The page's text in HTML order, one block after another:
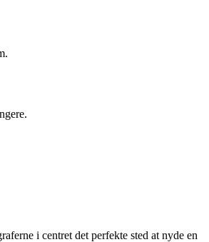
i centret det perfekte sted at nyde en